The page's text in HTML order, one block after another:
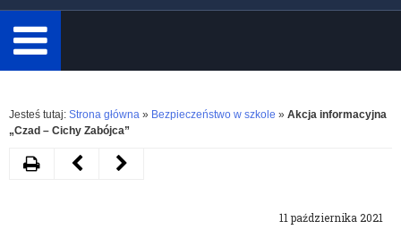
minimum
3
znaki.
Rozwiń
Jesteś tutaj: Strona główna » Bezpieczeństwo w szkole » Akcja informacyjna
„Czad – Cichy Zabójca”
11 października 2021
DrukujNastępnyPoprzedni